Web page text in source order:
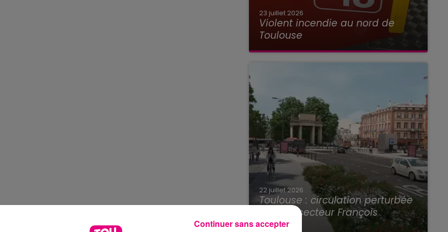
23 juillet 2026
Violent incendie au nord de
Toulouse
22 juillet 2026
Toulouse : circulation perturbée
dans le secteur François
Verdier...
Continuer sans accepter